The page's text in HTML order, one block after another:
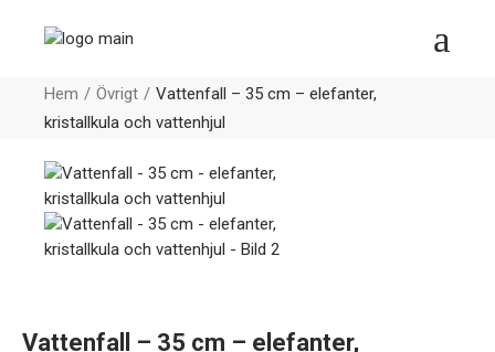
Hem Övrigt
Vattenfall – 35 cm – elefanter,
kristallkula och vattenhjul
Vattenfall – 35 cm – elefanter,